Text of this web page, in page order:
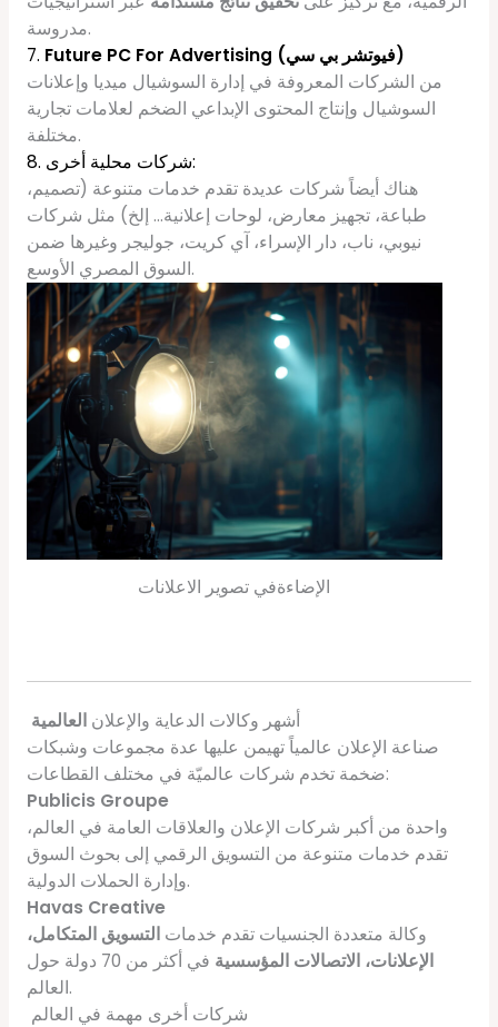
مدروسة.
7.
Future PC For Advertising (فيوتشر بي سي)
من الشركات المعروفة في إدارة السوشيال ميديا وإعلانات
السوشيال وإنتاج المحتوى الإبداعي الضخم لعلامات تجارية
مختلفة.
8. شركات محلية أخرى:
هناك أيضاً شركات عديدة تقدم خدمات متنوعة (تصميم،
طباعة، تجهيز معارض، لوحات إعلانية… إلخ) مثل شركات
نيوبي، ناب، دار الإسراء، آي كريت، جوليجر وغيرها ضمن
السوق المصري الأوسع.
الإضاءةفي تصوير الاعلانات
أشهر وكالات الدعاية والإعلان العالمية
صناعة الإعلان عالمياً تهيمن عليها عدة مجموعات وشبكات
ضخمة تخدم شركات عالميّة في مختلف القطاعات:
Publicis Groupe
واحدة من أكبر شركات الإعلان والعلاقات العامة في العالم،
تقدم خدمات متنوعة من التسويق الرقمي إلى بحوث السوق
وإدارة الحملات الدولية.
Havas Creative
وكالة متعددة الجنسيات تقدم خدمات التسويق المتكامل،
الإعلانات، الاتصالات المؤسسية
في أكثر من 70 دولة حول
العالم.
شركات أخرى مهمة في العالم